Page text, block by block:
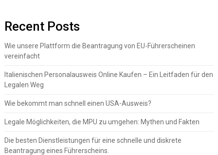
Recent Posts
Wie unsere Plattform die Beantragung von EU-Führerscheinen
vereinfacht
Italienischen Personalausweis Online Kaufen – Ein Leitfaden für den
Legalen Weg
Wie bekommt man schnell einen USA-Ausweis?
Legale Möglichkeiten, die MPU zu umgehen: Mythen und Fakten
Die besten Dienstleistungen für eine schnelle und diskrete
Beantragung eines Führerscheins.